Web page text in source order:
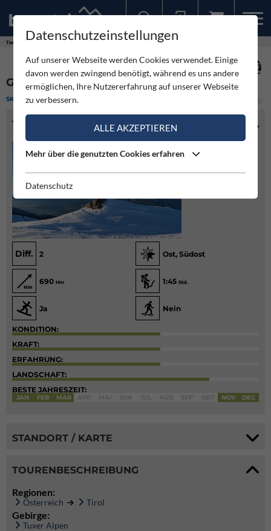
Touren
GROSSER GAMSSTEIN - HOCHFÜGEN
SKITOUR LEICHT
TOURENINFO
Diff. 2 Ost, Südost
690 Hm 1:45 Std.
Ja Nein
KONDITION:
KRAFT:
ERFAHRUNG:
LANDSCHAFT:
BESTE JAHRESZEIT:
JAN FEB MÄR NOV DEC
STANDORT / KARTE
TOURENBESCHREIBUNG
Regionen:
Österreich Tirol
Gebirge:
Tuxer Alpen
Datenschutzeinstellungen
Auf unserer Webseite werden Cookies verwendet. Einige
davon werden zwingend benötigt, während es uns andere
ermöglichen, Ihre Nutzererfahrung auf unserer Webseite
zu verbessern.
ALLE AKZEPTIEREN
Mehr über die genutzten Cookies erfahren
Datenschutz